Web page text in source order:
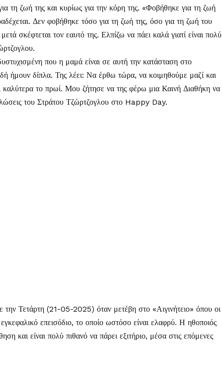
τη ζωή της και κυρίως για την κόρη της. «Φοβήθηκε για τη ζωή
Δεν φοβήθηκε τόσο για τη ζωή της, όσο για τη ζωή του
σκέφτεται τον εαυτό της. Ελπίζω να πάει καλά γιατί είναι πολύ
που η μαμά είναι σε αυτή την κατάσταση στο
ήμουν δίπλα. Της λέει: Να έρθω τώρα, να κοιμηθούμε μαζί και
καλύτερα το πρωί. Μου ζήτησε να της φέρω μια Καινή Διαθήκη να
του Στράτου Τζώρτζογλου στο Happy Day.
την Τετάρτη (21-05-2025) όταν μετέβη στο «Αιγινήτειο» όπου οι
επεισόδιο, το οποίο ωστόσο είναι ελαφρύ. Η ηθοποιός
και είναι πολύ πιθανό να πάρει εξιτήριο, μέσα στις επόμενες